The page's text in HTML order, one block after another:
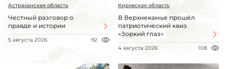
Астраханская область
Честный разговор о
правде и истории
5 августа 2026 92
Кировская область
В Верхнекамье прошёл
патриотический квиз
«Зоркий глаз»
4 августа 2026 108